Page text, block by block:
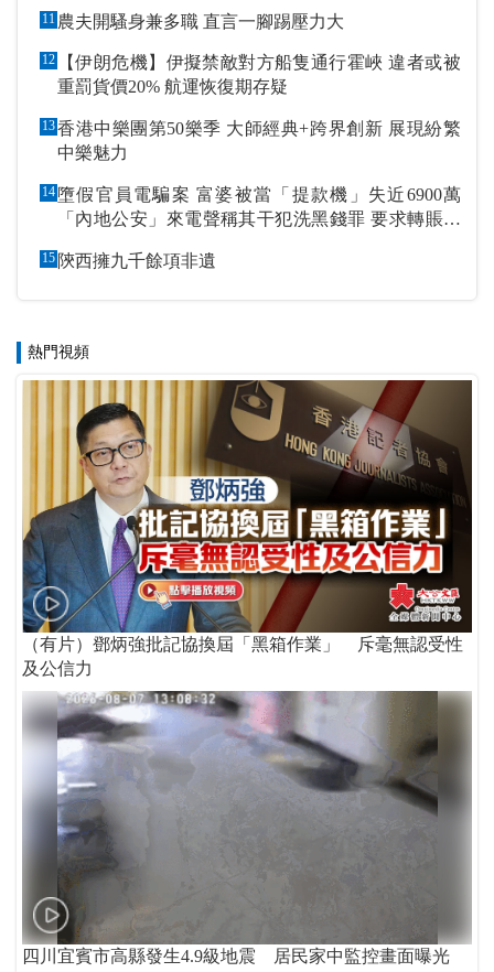
11 農夫開騷身兼多職 直言一腳踢壓力大
12
【伊朗危機】伊擬禁敵對方船隻通行霍峽 違者或被
重罰貨價20% 航運恢復期存疑
13香港中樂團第50樂季 大師經典+跨界創新 展現紛繁
中樂魅力
14墮假官員電騙案 富婆被當「提款機」失近6900萬
「內地公安」來電聲稱其干犯洗黑錢罪 要求轉賬到
15 陝西擁九千餘項非遺
熱門視頻
（有片）鄧炳強批記協換屆「黑箱作業」 斥毫無認受性
及公信力
四川宜賓市高縣發生4.9級地震 居民家中監控畫面曝光